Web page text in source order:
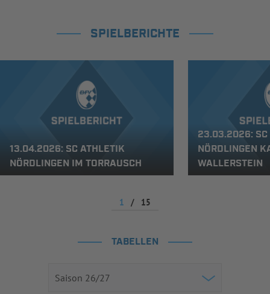
SPIELBERICHTE
13.04.2026: SC ATHLETIK
NÖRDLINGEN IM TORRAUSCH
23.03.2026: SC
NÖRDLINGEN
WALLERSTEIN
1 / 15
TABELLEN